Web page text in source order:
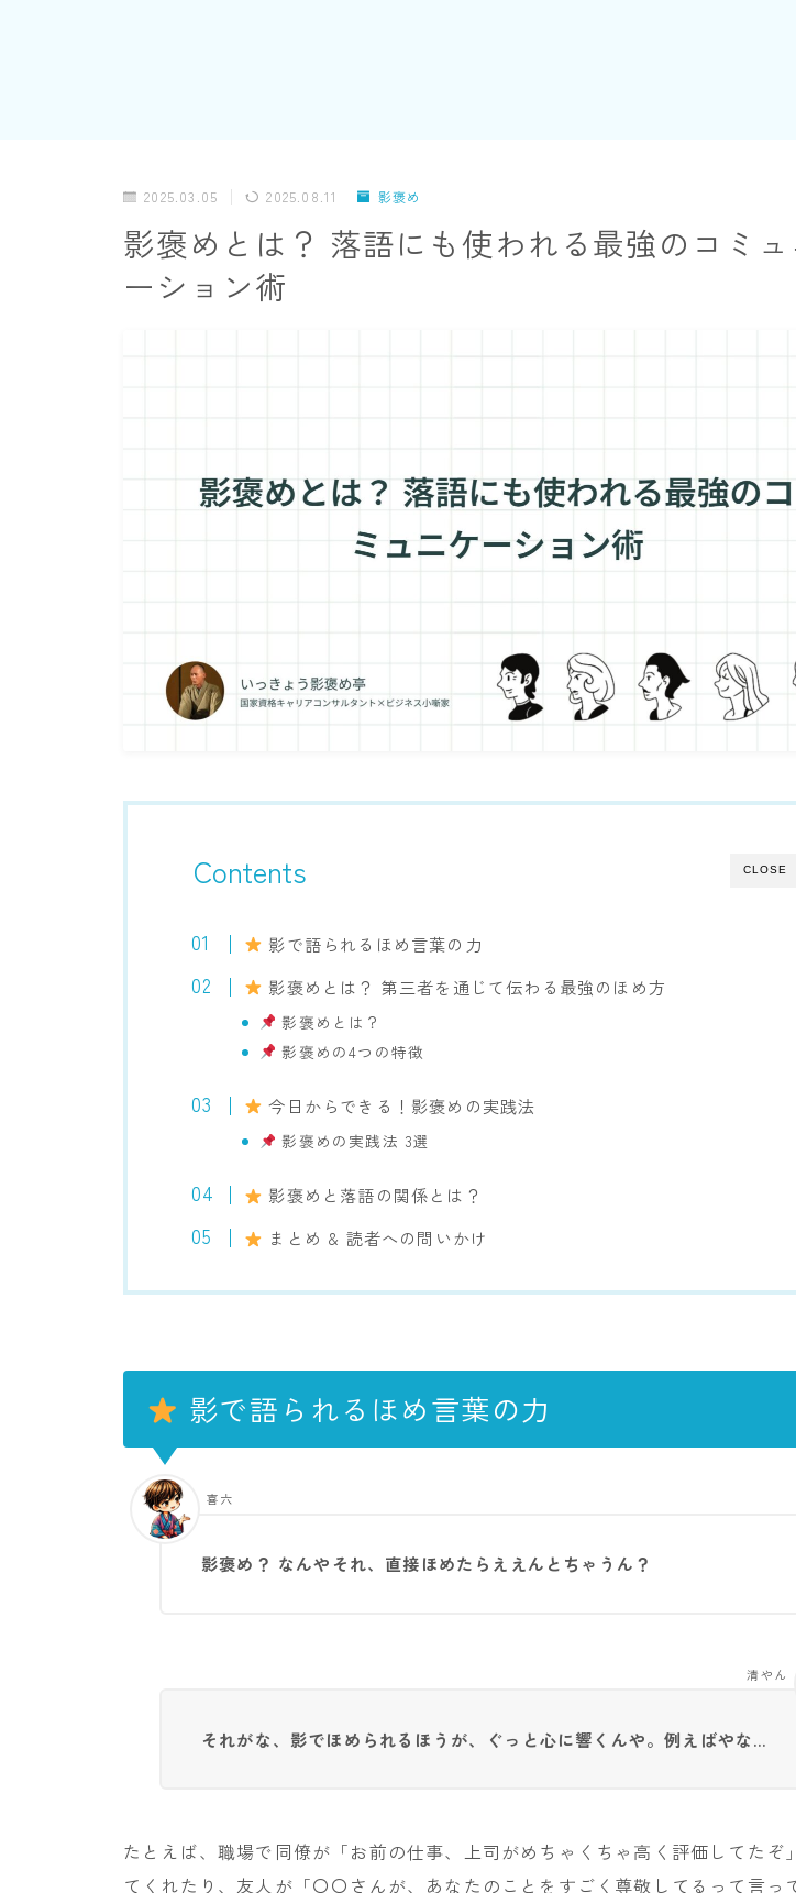
2025.03.05 2025.08.11 影褒め
影褒めとは？ 落語にも使われる最強のコミ
ーション術
CLOSE
Contents
影で語られるほめ言葉の力
影褒めとは？ 第三者を通じて伝わる最強のほめ方
影褒めとは？
影褒めの4つの特徴
今日からできる！影褒めの実践法
影褒めの実践法 3選
影褒めと落語の関係とは？
まとめ & 読者への問いかけ
影で語られるほめ言葉の力
影褒め？ なんやそれ、直接ほめたらええんとちゃうん？
喜六
それがな、影でほめられるほうが、ぐっと心に響くんや。例えばやな…
清やん
たとえば、職場で同僚が「お前の仕事、上司がめちゃくちゃ高く評価してたぞ
てくれたり、友人が「〇〇さんが、あなたのことをすごく尊敬してるって言っ